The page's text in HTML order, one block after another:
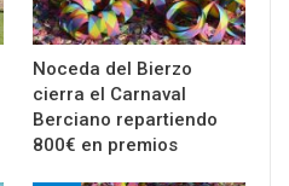
Noceda del Bierzo
cierra el Carnaval
Berciano repartiendo
800€ en premios